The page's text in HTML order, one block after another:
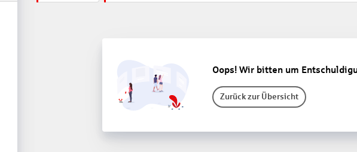
Oops! Wir bitten um
Zurück zur Übersicht